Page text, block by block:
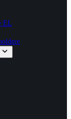
EL